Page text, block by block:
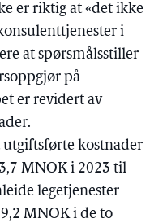
er riktig at «det ikke
i
at spørsmålsstiller
på
er revidert av
utgiftsførte kostnader
MNOK i 2023 til
legetjenester
MNOK i de to